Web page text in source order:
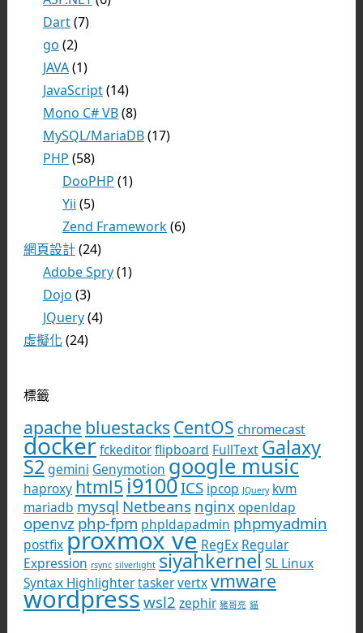
Dart(7)
go (2)
JAVA(1)
JavaScript(14)
Mono C# VB(8)
MySQL/MariaDB(17)
PHP (58)
DooPHP (1)
Yii (5)
Zend Framework(6)
網頁設計(24)
Adobe Spry(1)
Dojo (3)
JQuery(4)
虛擬化(24)
標籤
apache bluestacksCentOS chromecast
dockerfckeditorflipboard FullText Galaxy
S2gemini Genymotion google music
haproxy html5 i9100ICS ipcop JQuery kvm
mariadb mysql Netbeans nginxopenldap
openvz php-fpm phpldapadmin phpmyadmin
postfixproxmox ve RegEx Regular
Expression rsync silverlight siyahkernelSL Linux
Syntax Highlightertaskervertxvmware
wordpresswsl2 zephir 豬哥亮 貓